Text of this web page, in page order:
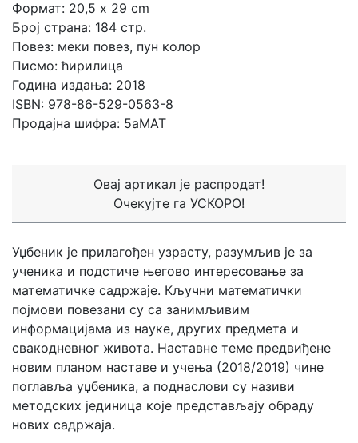
Формат: 20,5 x 29 cm
Број страна: 184 стр.
Повез: меки повез, пун колор
Писмо: ћирилица
Година издања: 2018
ISBN: 978-86-529-0563-8
Продајна шифра: 5aMAT
Овај артикал је распродат!
Очекујте га УСКОРО!
Уџбеник је прилагођен узрасту, разумљив је за
ученика и подстиче његово интересовање за
математичке садржаје. Кључни математички
појмови повезани су са занимљивим
информацијама из науке, других предмета и
свакодневног живота. Наставне теме предвиђене
новим планом наставе и учења (2018/2019) чине
поглавља уџбеника, а поднаслови су називи
методских јединица које представљају обраду
нових садржаја.